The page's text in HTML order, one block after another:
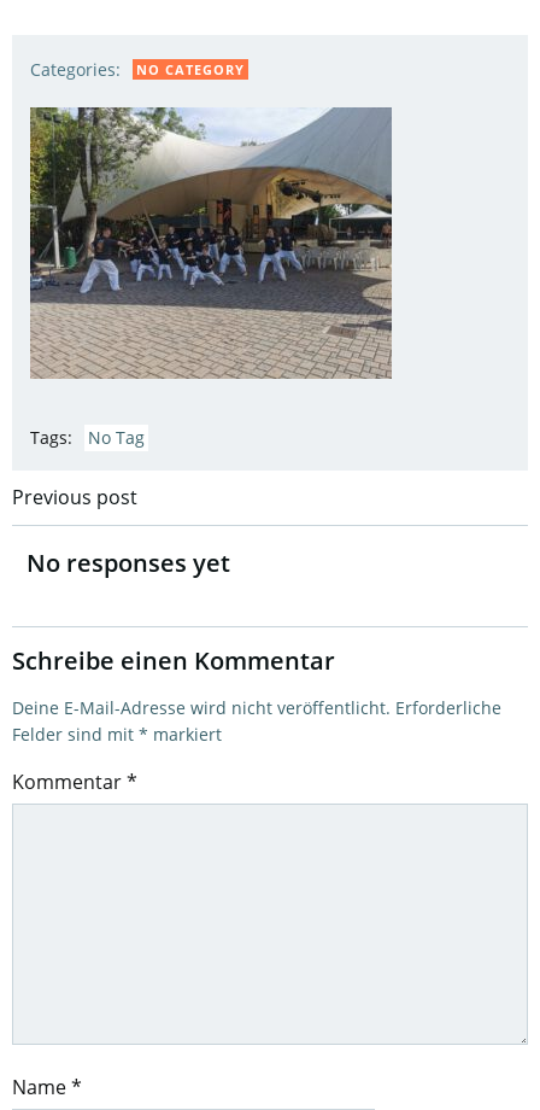
Categories: NO CATEGORY
Tags: No Tag
Post
navigation
Previous post
No responses yet
Schreibe einen Kommentar
Deine E-Mail-Adresse wird nicht veröffentlicht. Erforderliche
Felder sind mit * markiert
Kommentar*
Name*